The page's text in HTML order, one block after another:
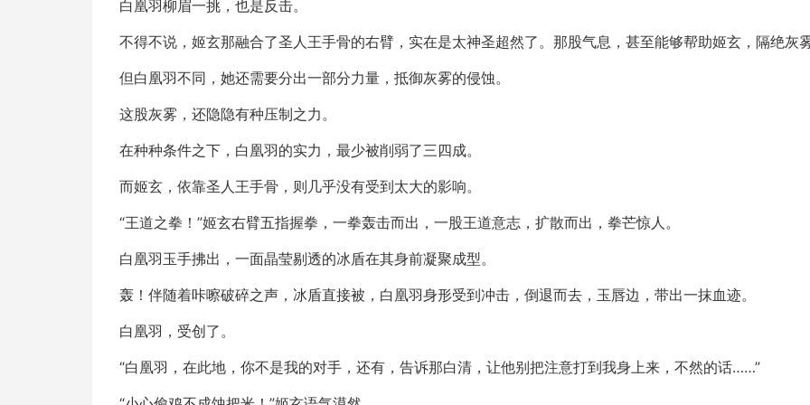
白凰羽柳眉一挑，也是反击。
不得不说，姬玄那融合了圣人王手骨的右臂，实在是太神圣超然了。那股气息，甚至能够帮助姬玄，隔绝灰雾
但白凰羽不同，她还需要分出一部分力量，抵御灰雾的侵蚀。
这股灰雾，还隐隐有种压制之力。
在种种条件之下，白凰羽的实力，最少被削弱了三四成。
而姬玄，依靠圣人王手骨，则几乎没有受到太大的影响。
“王道之拳！”姬玄右臂五指握拳，一拳轰击而出，一股王道意志，扩散而出，拳芒惊人。
白凰羽玉手拂出，一面晶莹剔透的冰盾在其身前凝聚成型。
轰！伴随着咔嚓破碎之声，冰盾直接被，白凰羽身形受到冲击，倒退而去，玉唇边，带出一抹血迹。
白凰羽，受创了。
“白凰羽，在此地，你不是我的对手，还有，告诉那白清，让他别把注意打到我身上来，不然的话……”